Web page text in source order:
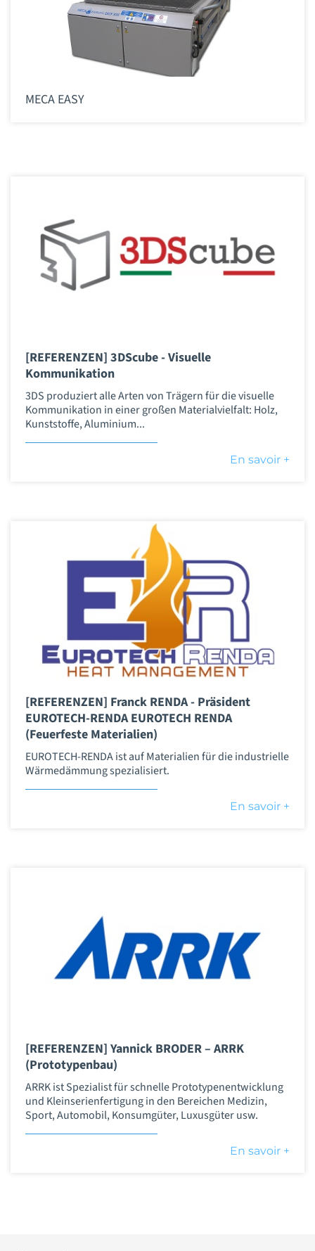
MECA EASY
[REFERENZEN] 3DScube - Visuelle
Kommunikation
3DS produziert alle Arten von Trägern für die visuelle
Kommunikation in einer großen Materialvielfalt: Holz,
Kunststoffe, Aluminium...
En savoir +
[REFERENZEN] Franck RENDA - Präsident
EUROTECH-RENDA EUROTECH RENDA
(Feuerfeste Materialien)
EUROTECH-RENDA ist auf Materialien für die industrielle
Wärmedämmung spezialisiert.
En savoir +
[REFERENZEN] Yannick BRODER – ARRK
(Prototypenbau)
ARRK ist Spezialist für schnelle Prototypenentwicklung
und Kleinserienfertigung in den Bereichen Medizin,
Sport, Automobil, Konsumgüter, Luxusgüter usw.
En savoir +